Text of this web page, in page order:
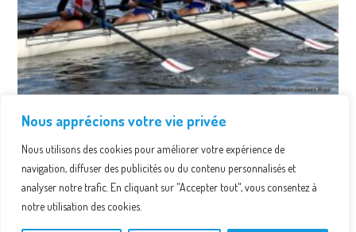
Nous apprécions votre vie privée
Nous utilisons des cookies pour améliorer votre expérience de
navigation, diffuser des publicités ou du contenu personnalisés et
analyser notre trafic. En cliquant sur "Accepter tout", vous consentez à
notre utilisation des cookies.
Le Club Nautique de Libourne brille en Nouvelle-Aquitaine
10 février 2026